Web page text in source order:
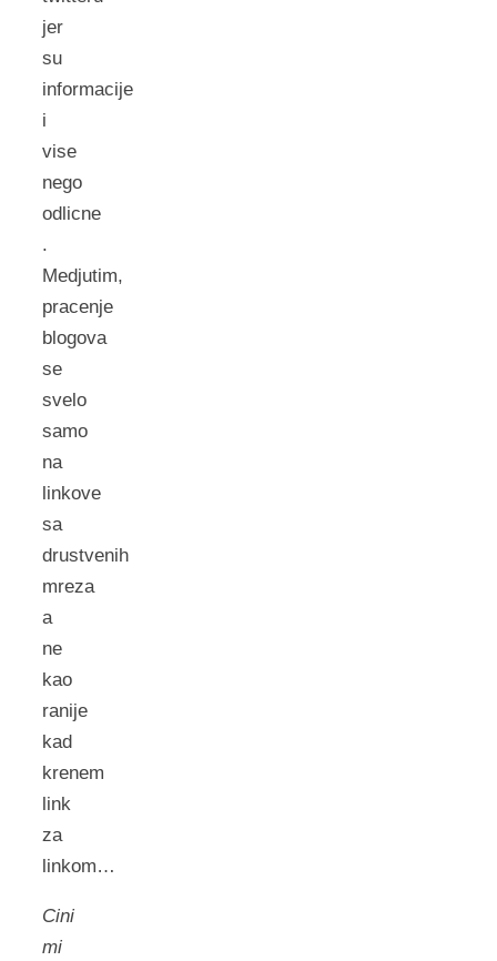
jer
su
informacije
i
vise
nego
odlicne
.
Medjutim,
pracenje
blogova
se
svelo
samo
na
linkove
sa
drustvenih
mreza
a
ne
kao
ranije
kad
krenem
link
za
linkom…
Cini
mi